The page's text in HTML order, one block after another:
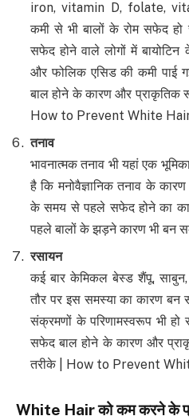
iron, vitamin D, folate,
कमी से भी बालों के रोम सफेद
सफेद होने वाले लोगों में
और फोलिक एसिड की कमी पाई
बाल होने के कारण और प्राकृतिक
How to Prevent White
तनाव
भावनात्मक तनाव भी यहां एक
है कि मनोवैज्ञानिक तनाव के
के समय से पहले सफेद होने का
पहले बालों के झड़ने कारण भी बन
रसायन
कई बार केमिकल बेस्ड शैंपू,
तौर पर इस समस्या का कारण बन
संक्रमणों के परिणामस्वरूप भी
सफेद बाल होने के कारण और
तरीके | How to Prevent
White Hairको कम करने के